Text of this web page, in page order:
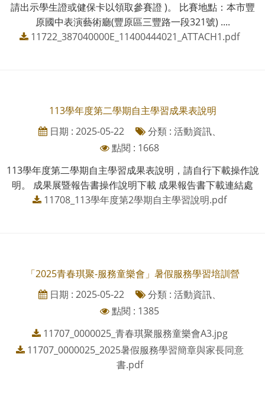
請出示學生證或健保卡以領取參賽證 )。 比賽地點：本市豐
原國中表演藝術廳(豐原區三豐路一段321號) ....
11722_387040000E_11400444021_ATTACH1.pdf
113學年度第二學期自主學習成果表說明
日期 : 2025-05-22
分類 : 活動資訊、
點閱 : 1668
113學年度第二學期自主學習成果表說明，請自行下載操作說
明。 成果展暨報告書操作說明下載 成果報告書下載連結處
11708_113學年度第2學期自主學習說明.pdf
「2025青春琪聚-服務童樂會」暑假服務學習培訓營
日期 : 2025-05-22
分類 : 活動資訊、
點閱 : 1385
11707_0000025_青春琪聚服務童樂會A3.jpg
11707_0000025_2025暑假服務學習簡章與家長同意
書.pdf